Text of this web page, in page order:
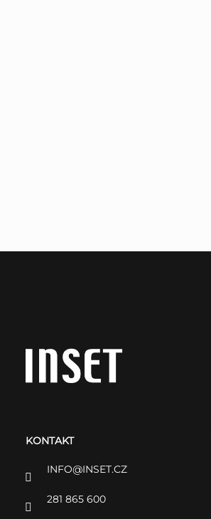
KONTAKT
INFO@INSET.CZ
281 865 600